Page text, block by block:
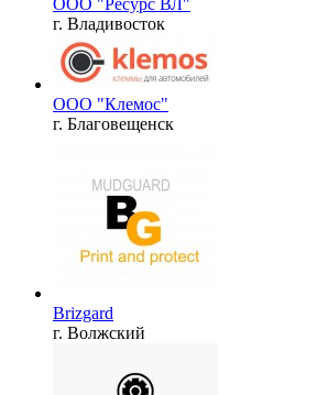
г. Владивосток
ООО "Клемос"
г. Благовещенск
Brizgard
г. Волжский